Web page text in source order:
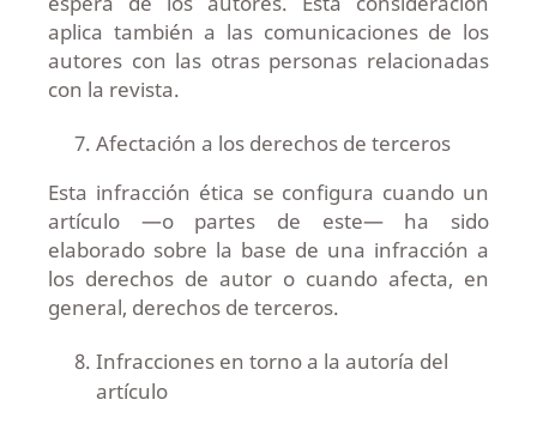
aplica también a las comunicaciones de los
autores con las otras personas relacionadas
con la revista.
Afectación a los derechos de terceros
Esta infracción ética se configura cuando un
artículo —o partes de este— ha sido
elaborado sobre la base de una infracción a
los derechos de autor o cuando afecta, en
general, derechos de terceros.
Infracciones en torno a la autoría del
artículo